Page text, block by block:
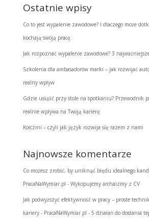
Ostatnie wpisy
Co to jest wypalenie zawodowe? I dlaczego może
kochają swoją pracę
Jak rozpoznać wypalenie zawodowe? 3
Szkolenia dla ambasadorów marki – jak rozwijać
realny wpływ
Gdzie usiąść przy stole na spotkaniu? Przewodnik
realnie wpływa na Twoją karierę
Kołczini – czyli jak język rozwija się razem z nami
Najnowsze komentarze
Co możesz zrobić, by uniknąć błędu idealnego
PracaNaWymiar.pl - Wykopujemy archaizmy z CV
Jak podwyższyć efektywność w pracy – proste
kariery - PracaNaWymiar.pl - 5 działań do dostania